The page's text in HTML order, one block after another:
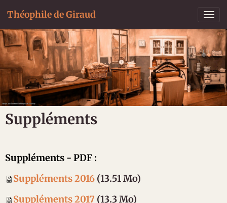
Théophile de Giraud
Suppléments
Suppléments - PDF :
Suppléments 2016 (13.51 Mo)
Suppléments 2017 (13.3 Mo)